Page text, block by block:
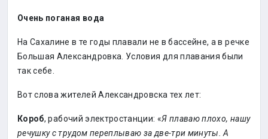
Очень поганая вода
На Сахалине в те годы плавали не в бассейне, а в речке
Большая Александровка. Условия для плавания были
так себе.
Вот слова жителей Александровска тех лет:
Короб, рабочий электростанции: «Я плаваю плохо, нашу
речушку с трудом переплываю за две-три минуты. А